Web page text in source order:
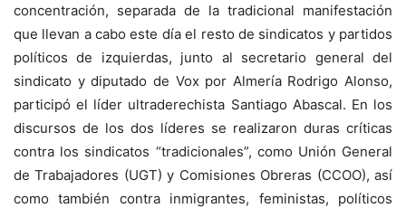
concentración, separada de la tradicional manifestación
que llevan a cabo este día el resto de sindicatos y partidos
políticos de izquierdas, junto al secretario general del
sindicato y diputado de Vox por Almería Rodrigo Alonso,
participó el líder ultraderechista Santiago Abascal. En los
discursos de los dos líderes se realizaron duras críticas
contra los sindicatos “tradicionales”, como Unión General
de Trabajadores (UGT) y Comisiones Obreras (CCOO), así
como también contra inmigrantes, feministas, políticos